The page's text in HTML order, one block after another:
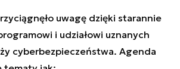
uwagę dzięki starannie
i udziałowi uznanych
cyberbezpieczeństwa. Agenda